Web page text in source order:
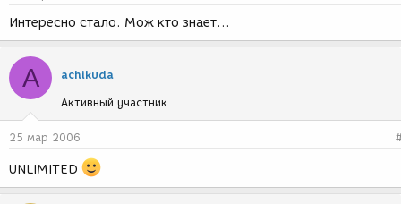
и
я
Интересно стало. Мож кто знает...
A achikuda
Активный участник
25 мар 2006
UNLIMITED